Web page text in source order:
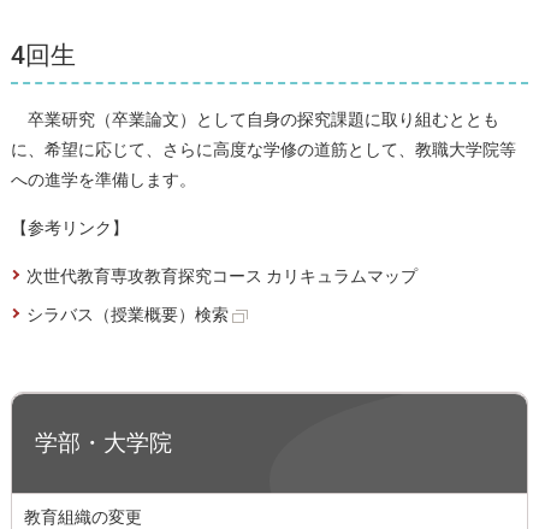
4回生
卒業研究（卒業論文）として自身の探究課題に取り組むととも
に、希望に応じて、さらに高度な学修の道筋として、教職大学院等
への進学を準備します。
【参考リンク】
次世代教育専攻教育探究コース カリキュラムマップ
シラバス（授業概要）検索
学部・大学院
教育組織の変更